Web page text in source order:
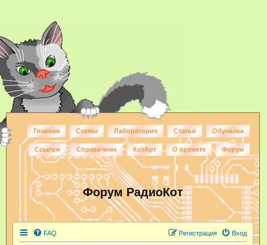
Главная Схемы Лаборатория Статьи Обучалка
Ссылки Справочник КотАрт О проекте Форум
Форум РадиоКот
FAQ Вход
Регистрация